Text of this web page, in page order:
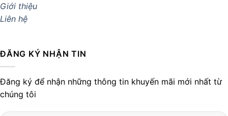
Giới thiệu
Liên hệ
ĐĂNG KÝ NHẬN TIN
Đăng ký để nhận những thông tin khuyến mãi mới nhất từ
chúng tôi